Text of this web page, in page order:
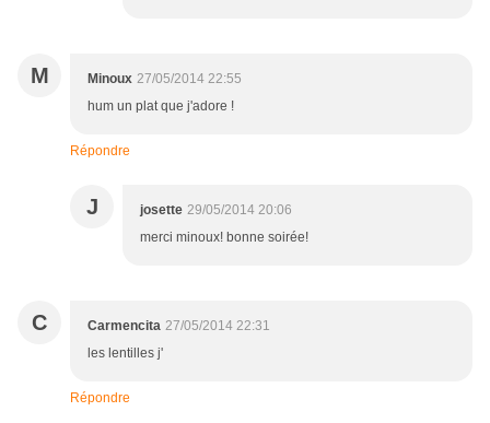
M Minoux 27/05/2014 22:55
hum un plat que j'adore !
Répondre
J josette 29/05/2014 20:06
merci minoux! bonne soirée!
C Carmencita 27/05/2014 22:31
les lentilles j'
Répondre